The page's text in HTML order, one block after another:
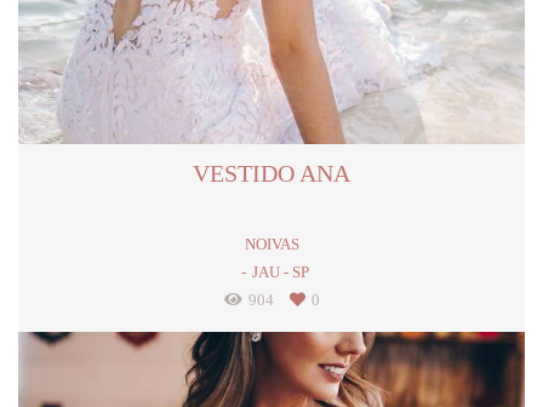
VESTIDO ANA
NOIVAS
JAU - SP
904
0